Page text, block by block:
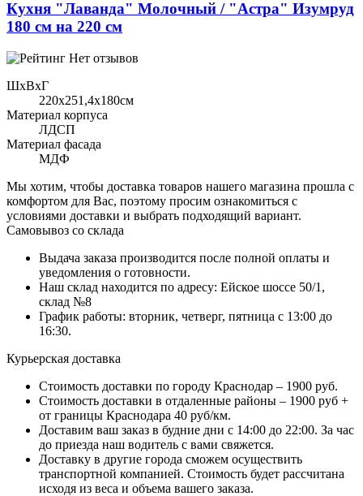
Кухня "Лаванда" Молочный / "Астра" Изумруд
180 см на 220 см
Нет отзывов
ШхВхГ
220x251,4х180см
Материал корпуса
ЛДСП
Материал фасада
МДФ
Мы хотим, чтобы доставка товаров нашего магазина прошла с
комфортом для Вас, поэтому просим ознакомиться с
условиями доставки и выбрать подходящий вариант.
Самовывоз со склада
Выдача заказа производится после полной оплаты и
уведомления о готовности.
Наш склад находится по адресу: Ейское шоссе 50/1,
склад №8
График работы: вторник, четверг, пятница с 13:00 до
16:30.
Курьерская доставка
Стоимость доставки по городу Краснодар – 1900 руб.
Стоимость доставки в отдаленные районы – 1900 руб +
от границы Краснодара 40 руб/км.
Доставим ваш заказ в будние дни с 14:00 до 22:00. За час
до приезда наш водитель с вами свяжется.
Доставку в другие города сможем осуществить
транспортной компанией. Стоимость будет рассчитана
исходя из веса и объема вашего заказа.